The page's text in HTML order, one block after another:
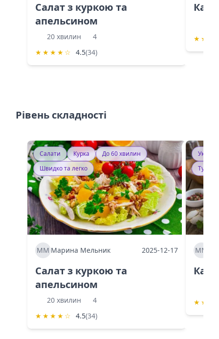
Салат з куркою та
апельсином
20 хвилин
4
★ ★ ★ ★ ☆ 4.5(34)
★ ★
Рівень складності
Салати Курка
До 60 хвилин
Швидко та легко
ММ Марина Мельник 2025-12-17
Салат з куркою та
апельсином
20 хвилин
4
★ ★ ★ ★ ☆ 4.5(34)
ММ
★ ★